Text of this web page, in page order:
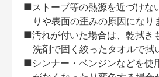
■ストーブ等の熱源を近づけな
りや表面の歪みの原因になり
■汚れが付いた場合は、乾拭き
洗剤で固く絞ったタオルで拭
■シンナー・ベンジンなどを使